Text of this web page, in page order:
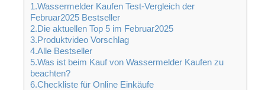
1.Wassermelder Kaufen Test-Vergleich der
Februar2025 Bestseller
2.Die aktuellen Top 5 im Februar2025
3.Produktvideo Vorschlag
4.Alle Bestseller
5.Was ist beim Kauf von Wassermelder Kaufen zu
beachten?
6.Checkliste für Online Einkäufe